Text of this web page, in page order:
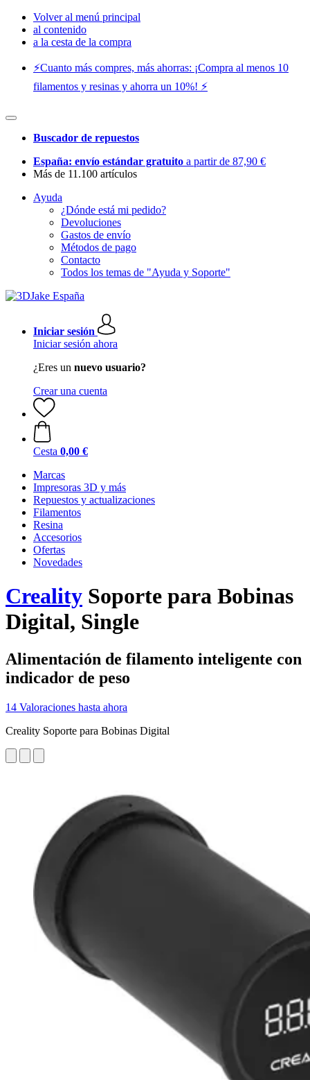
Volver al menú principal
al contenido
a la cesta de la compra
⚡️Cuanto más compres, más ahorras: ¡Compra al menos 10
filamentos y resinas y ahorra un 10%! ⚡️
Buscador de repuestos
España: envío estándar gratuito a partir de 87,90 €
Más de 11.100 artículos
Ayuda
¿Dónde está mi pedido?
Devoluciones
Gastos de envío
Métodos de pago
Contacto
Todos los temas de "Ayuda y Soporte"
Iniciar sesión
Iniciar sesión ahora
¿Eres un nuevo usuario?
Crear una cuenta
Cesta 0,00 €
Marcas
Impresoras 3D y más
Repuestos y actualizaciones
Filamentos
Resina
Accesorios
Ofertas
Novedades
Creality Soporte para Bobinas
Digital, Single
Alimentación de filamento inteligente con
indicador de peso
14 Valoraciones hasta ahora
Creality Soporte para Bobinas Digital